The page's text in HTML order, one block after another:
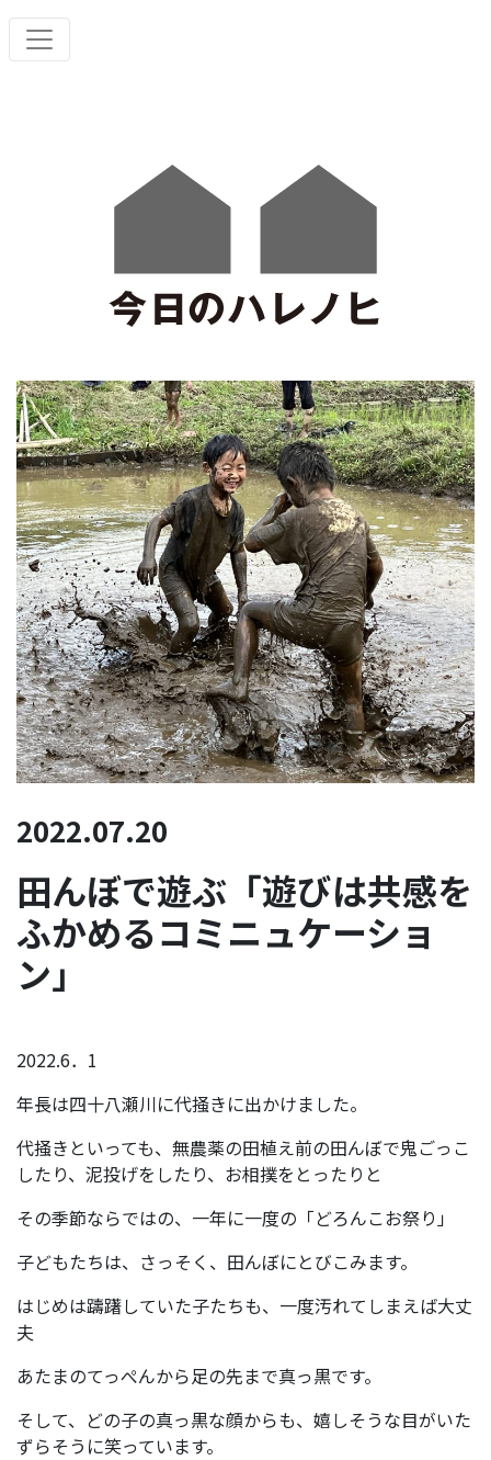
2022.07.20
田んぼで遊ぶ「遊びは共感を
ふかめるコミニュケーショ
ン」
2022.6．1
年長は四十八瀬川に代掻きに出かけました。
代掻きといっても、無農薬の田植え前の田んぼで鬼ごっこ
したり、泥投げをしたり、お相撲をとったりと
その季節ならではの、一年に一度の「どろんこお祭り」
子どもたちは、さっそく、田んぼにとびこみます。
はじめは躊躇していた子たちも、一度汚れてしまえば大丈
夫
あたまのてっぺんから足の先まで真っ黒です。
そして、どの子の真っ黒な顔からも、嬉しそうな目がいた
ずらそうに笑っています。